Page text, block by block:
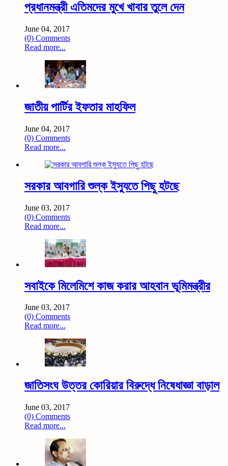
প্রধানমন্ত্রী এতিমদের মুখে খাবার তুলে দেন
June 04, 2017
(0) Comments
Read more...
জাতীয় পার্টির ইফতার মাহফিল
June 04, 2017
(0) Comments
Read more...
সরকার আবগারি শুল্ক ইস্যুতে পিছু হটছে
June 03, 2017
(0) Comments
Read more...
সবাইকে মিলেমিশে কাজ করার আহবান ভূমিমন্ত্রীর
June 03, 2017
(0) Comments
Read more...
জাতিসংঘ উত্তর কোরিয়ার বিরুদ্ধে নিষেধাজ্ঞা বাড়াল
June 03, 2017
(0) Comments
Read more...